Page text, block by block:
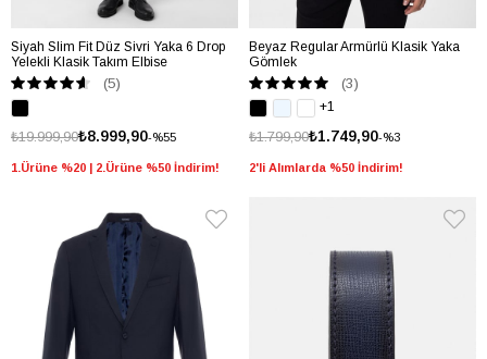
Siyah Slim Fit Düz Sivri Yaka 6 Drop
Yelekli Klasik Takım Elbise
(5)
%55
₺8.999,90
₺19.999,90
1.Ürüne %20 | 2.Ürüne %50 İndirim!
Beyaz Regular Armürlü Klasik Yaka
Gömlek
(3)
+1
%3
₺1.749,90
₺1.799,90
2'li Alımlarda %50 İndirim!